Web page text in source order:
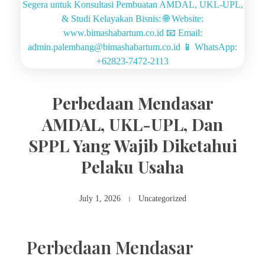
Perbedaan Mendasar
AMDAL, UKL-UPL, Dan
SPPL Yang Wajib Diketahui
Pelaku Usaha
July 1, 2026 Uncategorized
Perbedaan Mendasar